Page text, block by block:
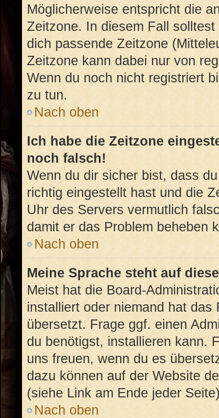
Möglicherweise entspricht die
Zeitzone. In diesem Fall solltest
dich passende Zeitzone
Zeitzone kann dabei nur von
Wenn du noch nicht registriert
zu tun.
Nach oben
Ich habe die Zeitzone
noch falsch!
Wenn du dir sicher bist, dass
richtig eingestellt hast und die
Uhr des Servers vermutlich
damit er das Problem beheben
Nach oben
Meine Sprache steht auf
Meist hat die Board-
installiert oder niemand hat
übersetzt. Frage ggf. einen
du benötigst, installieren kann.
uns freuen, wenn du es
dazu können auf der Website
(siehe Link am Ende jeder
Nach oben